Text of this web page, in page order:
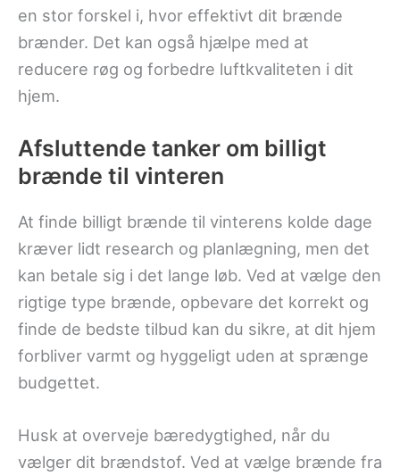
en stor forskel i, hvor effektivt dit brænde
brænder. Det kan også hjælpe med at
reducere røg og forbedre luftkvaliteten i dit
hjem.
Afsluttende tanker om billigt
brænde til vinteren
At finde billigt brænde til vinterens kolde dage
kræver lidt research og planlægning, men det
kan betale sig i det lange løb. Ved at vælge den
rigtige type brænde, opbevare det korrekt og
finde de bedste tilbud kan du sikre, at dit hjem
forbliver varmt og hyggeligt uden at sprænge
budgettet.
Husk at overveje bæredygtighed, når du
vælger dit brændstof. Ved at vælge brænde fra